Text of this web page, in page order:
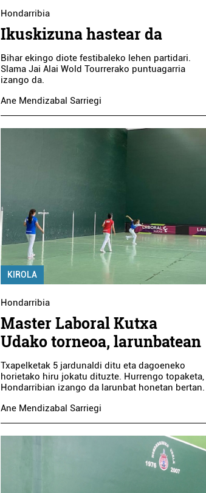
Hondarribia
Ikuskizuna hastear da
Bihar ekingo diote festibaleko lehen partidari.
Slama Jai Alai Wold Tourrerako puntuagarria
izango da.
Ane Mendizabal Sarriegi
KIROLA
Hondarribia
Master Laboral Kutxa
Udako torneoa, larunbatean
Txapelketak 5 jardunaldi ditu eta dagoeneko
horietako hiru jokatu dituzte. Hurrengo topaketa,
Hondarribian izango da larunbat honetan bertan.
Ane Mendizabal Sarriegi